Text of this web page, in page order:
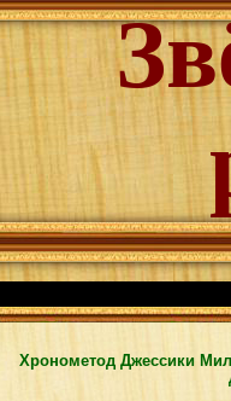
Хронометод Джессики